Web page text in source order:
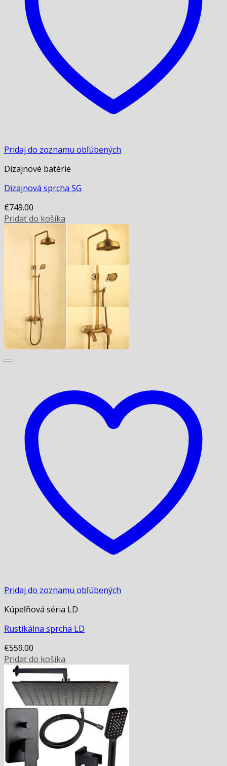
Pridaj do zoznamu obľúbených
Dizajnové batérie
Dizajnová sprcha SG
€749.00
Pridať do košíka
Pridaj do zoznamu obľúbených
Kúpeľňová séria LD
Rustikálna sprcha LD
€559.00
Pridať do košíka